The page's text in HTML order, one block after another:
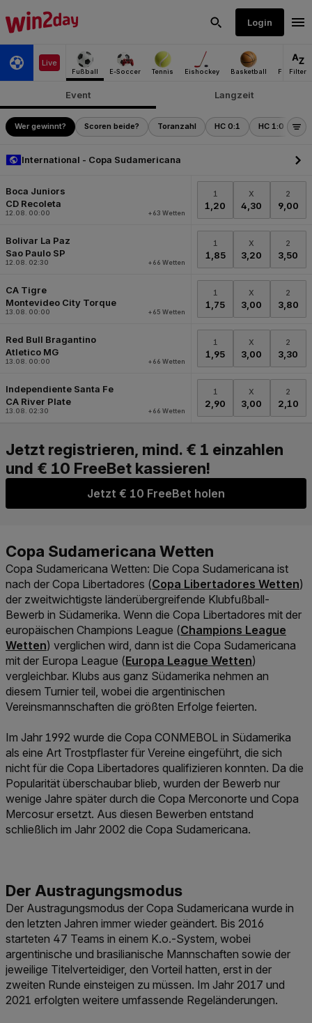
Jetzt € 10 FreeBet holen
Copa Sudamericana Wetten: Die Copa Sudamericana ist
nach der Copa Libertadores (Link der zu https://
Copa Libertadores Wetten)
der zweitwichtigste länderübergreifende Klubfußball-
Bewerb in Südamerika. Wenn die Copa Libertadores mit der
europäischen Champions League (Link der zu https://
Champions League
Wetten) verglichen wird, dann ist die Copa Sudamericana
mit der Europa League (Link der zu https://
Europa League Wetten)
vergleichbar. Klubs aus ganz Südamerika nehmen an
diesem Turnier teil, wobei die argentinischen
Vereinsmannschaften die größten Erfolge feierten.
Im Jahr 1992 wurde die Copa CONMEBOL in Südamerika
als eine Art Trostpflaster für Vereine eingeführt, die sich
nicht für die Copa Libertadores qualifizieren konnten. Da die
Popularität überschaubar blieb, wurden der Bewerb nur
wenige Jahre später durch die Copa Merconorte und Copa
Mercosur ersetzt. Aus diesen Bewerben entstand
schließlich im Jahr 2002 die Copa Sudamericana.
Der Austragungsmodus der Copa Sudamericana wurde in
den letzten Jahren immer wieder geändert. Bis 2016
starteten 47 Teams in einem K.o.-System, wobei
argentinische und brasilianische Mannschaften sowie der
jeweilige Titelverteidiger, den Vorteil hatten, erst in der
zweiten Runde einsteigen zu müssen. Im Jahr 2017 und
2021 erfolgten weitere umfassende Regeländerungen.